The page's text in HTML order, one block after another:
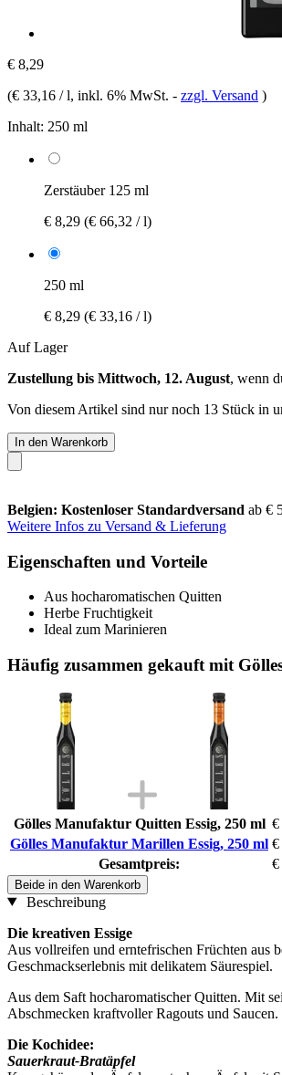
€ 8,29
(€ 33,16 / l, inkl. 6% MwSt. - zzgl. Versand )
Inhalt: 250 ml
Zerstäuber 125 ml
€ 8,29 (€ 66,32 / l)
250 ml
€ 8,29 (€ 33,16 / l)
Auf Lager
Zustellung bis Mittwoch, 12. August, wenn
Von diesem Artikel sind nur noch 13 Stück in
In den Warenkorb
Belgien: Kostenloser Standardversand ab €
Weitere Infos zu Versand & Lieferung
Eigenschaften und Vorteile
Aus hocharomatischen Quitten
Herbe Fruchtigkeit
Ideal zum Marinieren
Häufig zusammen gekauft mit
Gölles Manufaktur Quitten Essig, 250 ml €
Gölles Manufaktur Marillen Essig, 250 ml €
Gesamtpreis:
€
Beide in den Warenkorb
Beschreibung
Die kreativen Essige
Aus vollreifen und erntefrischen Früchten aus
Geschmackserlebnis mit delikatem Säurespiel.
Aus dem Saft hocharomatischer Quitten. Mit
Abschmecken kraftvoller Ragouts und
Die Kochidee:
Sauerkraut-Bratäpfel